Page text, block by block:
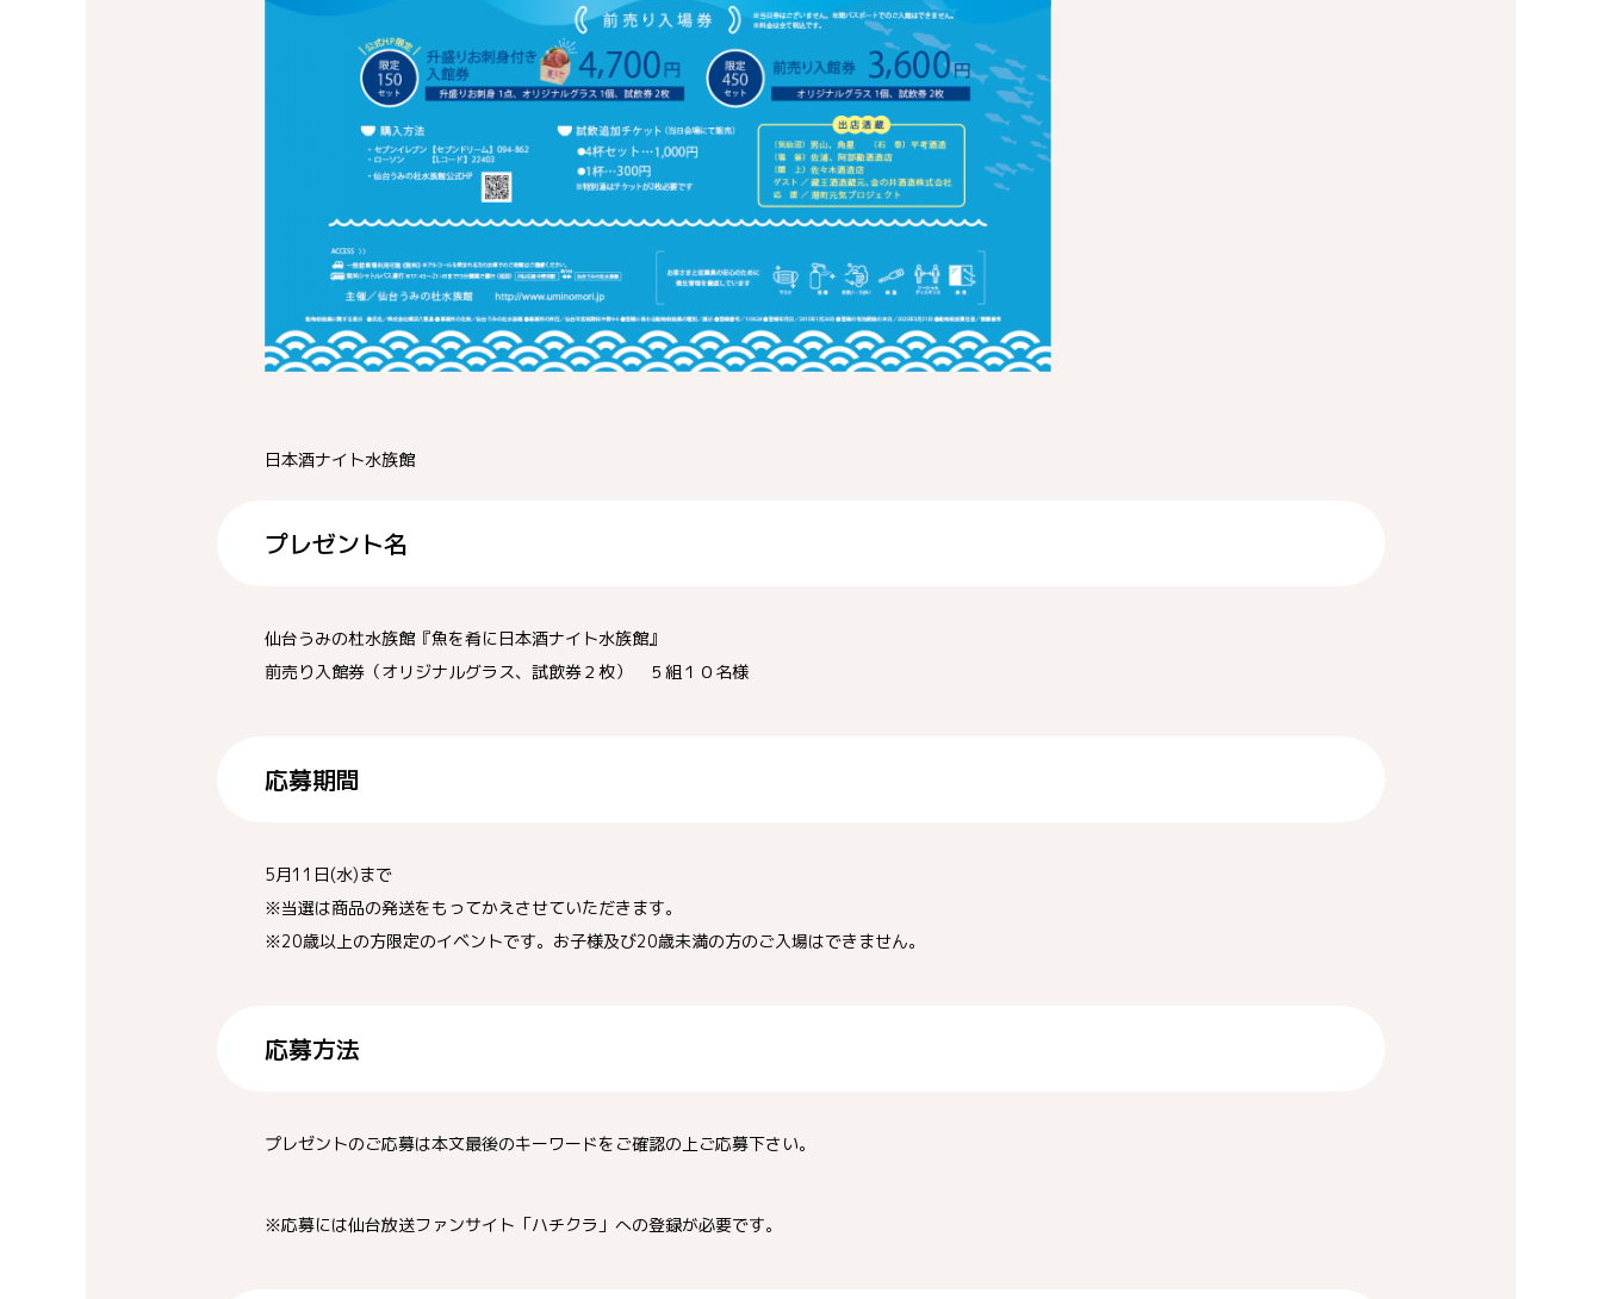
日本酒ナイト水族館
プレゼント名
仙台うみの杜水族館『魚を肴に日本酒ナイト水族館』
前売り入館券（オリジナルグラス、試飲券２枚） ５組１０名様
応募期間
5月11日(水)まで
※当選は商品の発送をもってかえさせていただきます。
※20歳以上の方限定のイベントです。お子様及び20歳未満の方のご入場はできません。
応募方法
プレゼントのご応募は本文最後のキーワードをご確認の上ご応募下さい。
※応募には仙台放送ファンサイト「ハチクラ」への登録が必要です。